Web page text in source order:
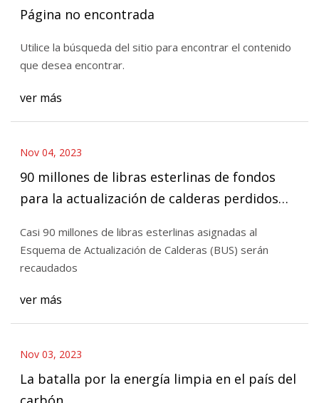
Página no encontrada
Utilice la búsqueda del sitio para encontrar el contenido
que desea encontrar.
ver más
Nov 04, 2023
90 millones de libras esterlinas de fondos
para la actualización de calderas perdidos
Casi 90 millones de libras esterlinas asignadas al
Esquema de Actualización de Calderas (BUS) serán
recaudados
ver más
Nov 03, 2023
La batalla por la energía limpia en el país del